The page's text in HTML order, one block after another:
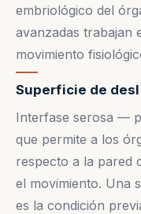
embriológico del
avanzadas trabajan
movimiento
Superficie de
Interfase serosa —
que permite a los
respecto a la pared
el movimiento. Una
es la condición